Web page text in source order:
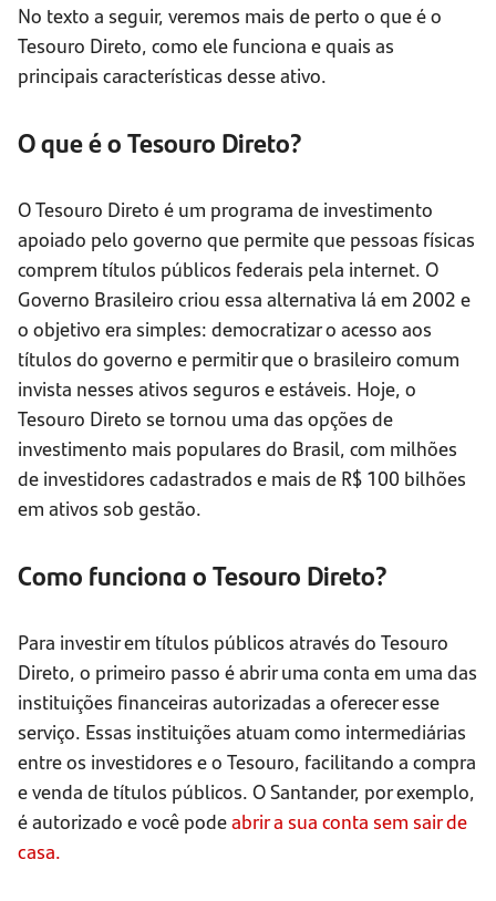
No texto a seguir, veremos mais de perto o que é o
Tesouro Direto, como ele funciona e quais as
principais características desse ativo.
O que é o Tesouro Direto?
O Tesouro Direto é um programa de investimento
apoiado pelo governo que permite que pessoas físicas
comprem títulos públicos federais pela internet. O
Governo Brasileiro criou essa alternativa lá em 2002 e
o objetivo era simples: democratizar o acesso aos
títulos do governo e permitir que o brasileiro comum
invista nesses ativos seguros e estáveis. Hoje, o
Tesouro Direto se tornou uma das opções de
investimento mais populares do Brasil, com milhões
de investidores cadastrados e mais de R$ 100 bilhões
em ativos sob gestão.
Como funciona o Tesouro Direto?
Para investir em títulos públicos através do Tesouro
Direto, o primeiro passo é abrir uma conta em uma das
instituições financeiras autorizadas a oferecer esse
serviço. Essas instituições atuam como intermediárias
entre os investidores e o Tesouro, facilitando a compra
e venda de títulos públicos. O Santander, por exemplo,
é autorizado e você podeabrir a sua conta sem sair de
casa.